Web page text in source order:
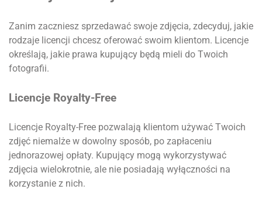
Zanim zaczniesz sprzedawać swoje zdjęcia, zdecyduj, jakie
rodzaje licencji chcesz oferować swoim klientom. Licencje
określają, jakie prawa kupujący będą mieli do Twoich
fotografii.
Licencje Royalty-Free
Licencje Royalty-Free pozwalają klientom używać Twoich
zdjęć niemalże w dowolny sposób, po zapłaceniu
jednorazowej opłaty. Kupujący mogą wykorzystywać
zdjęcia wielokrotnie, ale nie posiadają wyłączności na
korzystanie z nich.